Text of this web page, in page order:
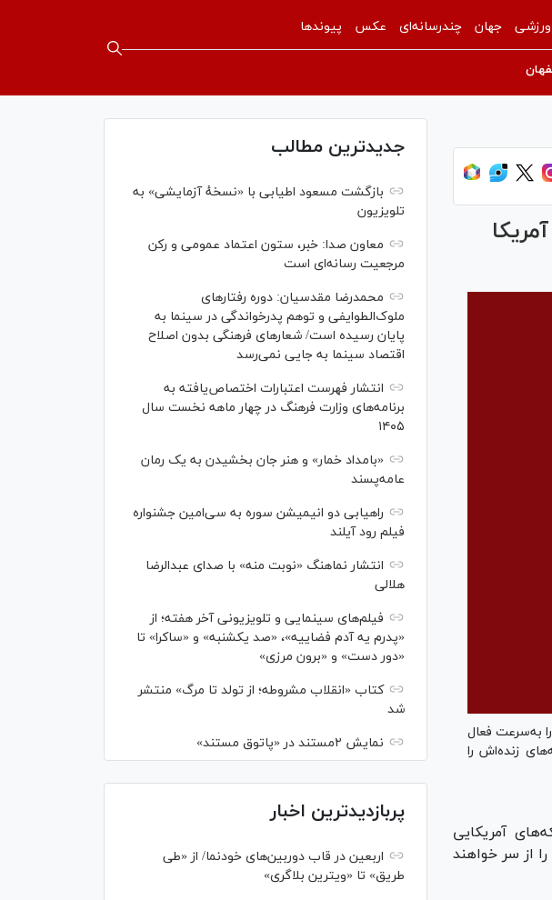
ورزشی جهان چندرسانه‌ای عکس پیوندها
به‌سرعت فعال
زنده‌اش را
آمریکایی
از سر خواهند
جدیدترین مطالب
بازگشت مسعود اطیابی با «نسخهٔ آزمایشی» به
تلویزیون
معاون صدا: خبر، ستون اعتماد عمومی و رکن
مرجعیت رسانه‌ای است
محمدرضا مقدسیان: دوره رفتارهای
ملوک‌الطوایفی و توهم پدرخواندگی در سینما به
پایان رسیده است/ شعارهای فرهنگی بدون اصلاح
اقتصاد سینما به جایی نمی‌رسد
انتشار فهرست اعتبارات اختصاص‌یافته به
برنامه‌های وزارت فرهنگ در چهار ماهه نخست سال
۱۴۰۵
«بامداد خمار» و هنر جان بخشیدن به یک رمان
عامه‌پسند
راهیابی دو انیمیشن سوره به سی‌امین جشنواره
فیلم رود آیلند
انتشار نماهنگ «نوبت منه» با صدای عبدالرضا
هلالی
فیلم‌های سینمایی و تلویزیونی آخر هفته؛ از
«پدرم یه آدم فضاییه»، «صد یکشنبه» و «ساکرا» تا
«دور دست» و «برون مرزی»
کتاب «انقلاب مشروطه؛ از تولد تا مرگ» منتشر
شد
نمایش ۲مستند در «پاتوق مستند»
پربازدیدترین اخبار
اربعین در قاب دوربین‌های خودنما/ از «طی
طریق» تا «ویترین بلاگری»